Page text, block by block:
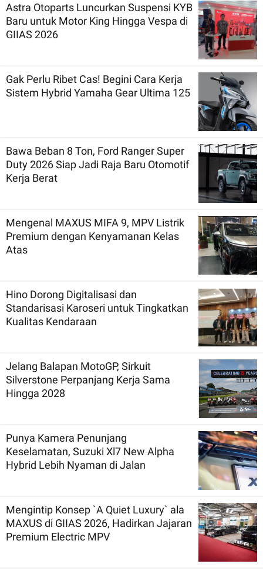
Astra Otoparts Luncurkan Suspensi KYB
Baru untuk Motor King Hingga Vespa di
GIIAS 2026
Gak Perlu Ribet Cas! Begini Cara Kerja
Sistem Hybrid Yamaha Gear Ultima 125
Bawa Beban 8 Ton, Ford Ranger Super
Duty 2026 Siap Jadi Raja Baru Otomotif
Kerja Berat
Mengenal MAXUS MIFA 9, MPV Listrik
Premium dengan Kenyamanan Kelas
Atas
Hino Dorong Digitalisasi dan
Standarisasi Karoseri untuk Tingkatkan
Kualitas Kendaraan
Jelang Balapan MotoGP, Sirkuit
Silverstone Perpanjang Kerja Sama
Hingga 2028
Punya Kamera Penunjang
Keselamatan, Suzuki Xl7 New Alpha
Hybrid Lebih Nyaman di Jalan
Mengintip Konsep `A Quiet Luxury` ala
MAXUS di GIIAS 2026, Hadirkan Jajaran
Premium Electric MPV